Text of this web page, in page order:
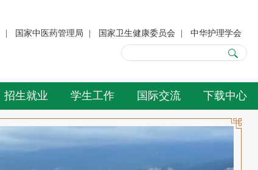
| 国家中医药管理局 | 国家卫生健康委员会 | 中华护理学会
招生就业 学生工作 国际交流 下载中心